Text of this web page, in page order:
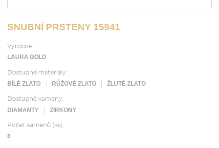
SNUBNÍ PRSTENY 15941
Výrobce:
LAURA GOLD
Dostupné materiály:
BÍLÉ ZLATO RŮŽOVÉ ZLATO ŽLUTÉ ZLATO
Dostupné kameny:
DIAMANTY ZIRKONY
Počet kamenů (ks)
6